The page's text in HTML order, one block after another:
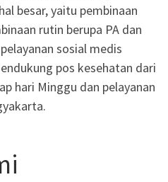
besar, yaitu pembinaan
rutin berupa PA dan
sosial medis
pos kesehatan dari
hari Minggu dan pelayanan